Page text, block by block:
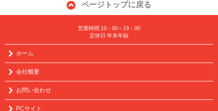
ページトップに戻る
営業時間:10：00～19：00
定休日:年末年始
ホーム
会社概要
お問い合わせ
PCサイト